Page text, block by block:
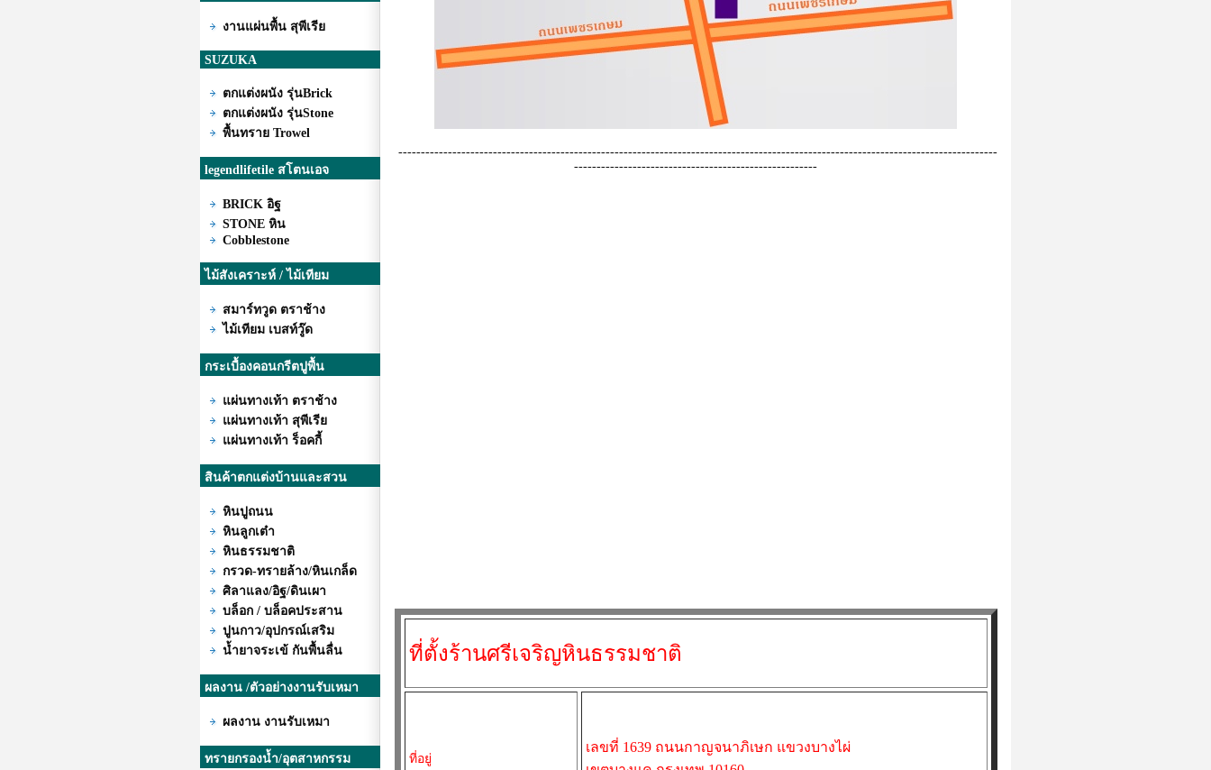
งานแผ่นพื้น สุพีเรีย
SUZUKA
ตกแต่งผนัง รุ่นBrick
ตกแต่งผนัง รุ่นStone
พื้นทราย Trowel
legendlifetile สโตนเอจ
BRICK อิฐ
STONE หิน
Cobblestone
ไม้สังเคราะห์ / ไม้เทียม
สมาร์ทวูด ตราช้าง
ไม้เทียม เบสท์วู๊ด
กระเบื้องคอนกรีตปูพื้น
แผ่นทางเท้า ตราช้าง
แผ่นทางเท้า สุพีเรีย
แผ่นทางเท้า ร็อคกี้
สินค้าตกแต่งบ้านและสวน
หินปูถนน
หินลูกเต๋า
หินธรรมชาติ
กรวด-ทรายล้าง/หินเกล็ด
ศิลาแลง/อิฐ/ดินเผา
บล็อก / บล็อคประสาน
ปูนกาว/อุปกรณ์เสริม
น้ำยาจระเข้ กันพื้นลื่น
ผลงาน /ตัวอย่างงานรับเหมา
ผลงาน งานรับเหมา
ทรายกรองน้ำ/อุตสาหกรรม
-------------------------------------------------------------------------------------------------------------------------------------
------------------------------------------------------
ที่ตั้งร้านศรีเจริญหินธรรมชาติ
ที่อยู่
เลขที่ 1639 ถนนกาญจนาภิเษก แขวงบางไผ่